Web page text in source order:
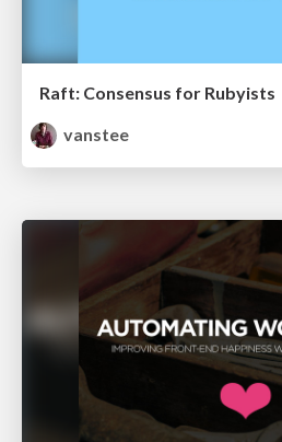
Raft: Consensus for Rubyists
vanstee